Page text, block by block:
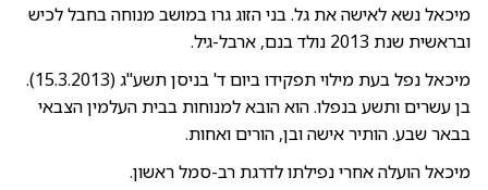
מיכאל נשא לאישה את גל. בני הזוג גרו במושב מנוחה בחבל לכיש
ובראשית שנת 2013 נולד בנם, ארבל-גיל.
מיכאל נפל בעת מילוי תפקידו ביום ד' בניסן תשע"ג (15.3.2013).
בן עשרים ותשע בנפלו. הוא הובא למנוחות בבית העלמין הצבאי
בבאר שבע. הותיר אישה ובן, הורים ואחות.
מיכאל הועלה אחרי נפילתו לדרגת רב-סמל ראשון.